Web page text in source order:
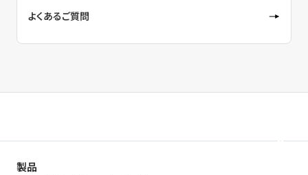
よくあるご質問
製品